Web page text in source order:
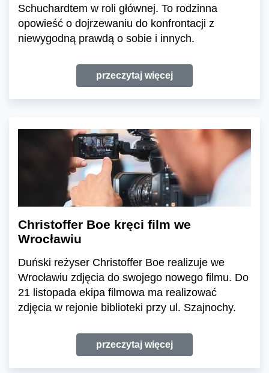
Schuchardtem w roli głównej. To rodzinna
opowieść o dojrzewaniu do konfrontacji z
niewygodną prawdą o sobie i innych.
przeczytaj więcej
Christoffer Boe kręci film we
Wrocławiu
Duński reżyser Christoffer Boe realizuje we
Wrocławiu zdjęcia do swojego nowego filmu. Do
21 listopada ekipa filmowa ma realizować
zdjęcia w rejonie biblioteki przy ul. Szajnochy.
przeczytaj więcej